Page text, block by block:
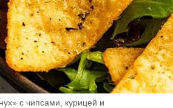
с чипсами, курицей и